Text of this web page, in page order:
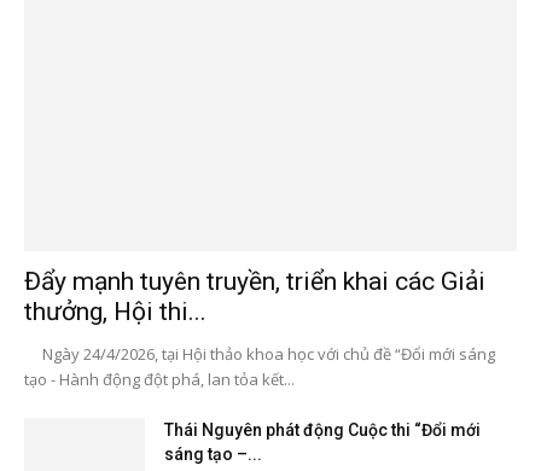
Đẩy mạnh tuyên truyền, triển khai các Giải
thưởng, Hội thi...
Ngày 24/4/2026, tại Hội thảo khoa học với chủ đề “Đổi mới sáng
tạo - Hành động đột phá, lan tỏa kết...
Thái Nguyên phát động Cuộc thi “Đổi mới
sáng tạo –...